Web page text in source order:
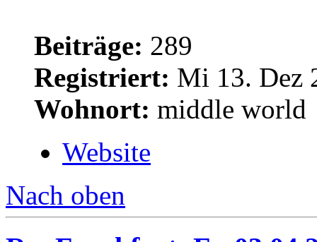
Beiträge: 289
Registriert: Mi 13. Dez
Wohnort: middle world
Website
Nach oben